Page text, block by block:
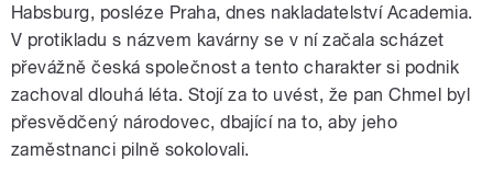
Habsburg, posléze Praha, dnes nakladatelství Academia.
V protikladu s názvem kavárny se v ní začala scházet
převážně česká společnost a tento charakter si podnik
zachoval dlouhá léta. Stojí za to uvést, že pan Chmel byl
přesvědčený národovec, dbající na to, aby jeho
zaměstnanci pilně sokolovali.